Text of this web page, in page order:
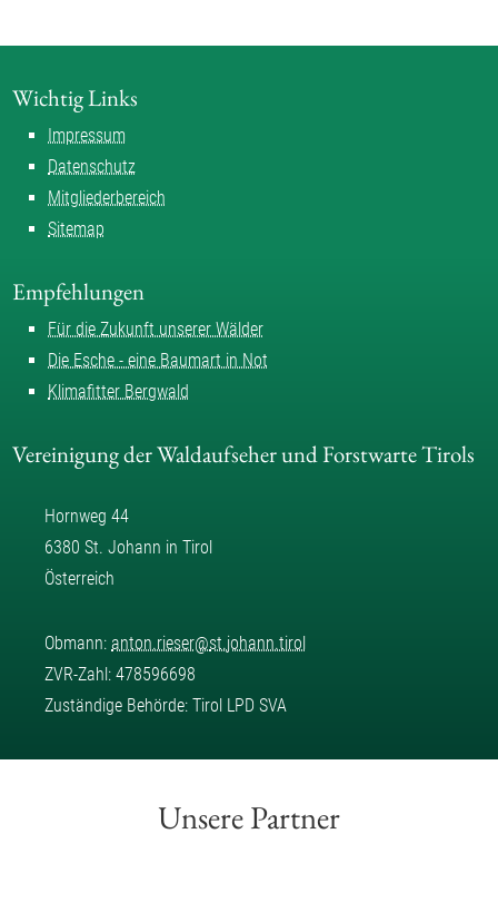
Wichtig Links
Impressum
Datenschutz
Mitgliederbereich
Sitemap
Empfehlungen
Für die Zukunft unserer Wälder
Die Esche - eine Baumart in Not
Klimafitter Bergwald
Vereinigung der Waldaufseher und Forstwarte Tirols
Hornweg 44
6380 St. Johann in Tirol
Österreich
Obmann: anton.rieser@st.johann.tirol
ZVR-Zahl: 478596698
Zuständige Behörde: Tirol LPD SVA
Unsere Partner